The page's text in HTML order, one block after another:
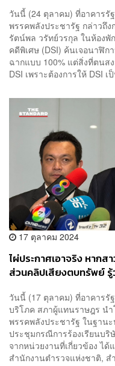
วันนี้ (24 ตุลาคม) ที่อาคารรั
พรรคพลังประชารัฐ กล่าวถึ
รัตน์พล วรัทย์วรกุล ในห้องพั
คดีพิเศษ (DSI) ค้นเจอนาฬิก
ฉากแบบ 100% แต่สิ่งที่ตนส
DSI เพราะต้องการให้ DSI
17 ตุลาคม 2024
ไผ่ประกาศเอาจริง หาก
ส่วนคลิปเสียงตบทรัพย์ รู้
วันนี้ (17 ตุลาคม) ที่อาคารรั
บริโภค สภาผู้แทนราษฎร น
พรรคพลังประชารัฐ ในฐาน
ประชุมกรณีการร้องเรียนบ
จากหน่วยงานที่เกี่ยวข้อง ไ
สำนักงานตำรวจแห่งชาติ,